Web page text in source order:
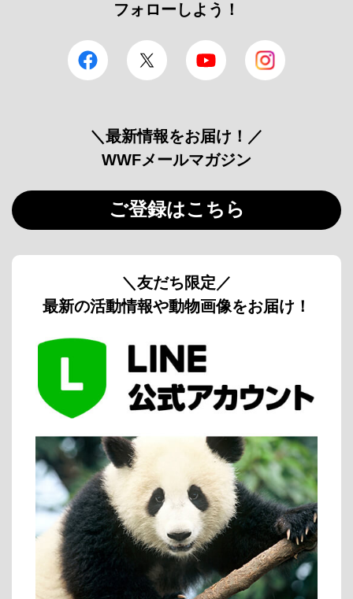
フォローしよう！
facebook Twitter YouTube
＼最新情報をお届け！／
WWFメールマガジン
ご登録はこちら
＼友だち限定／
最新の活動情報や動物画像をお届け！